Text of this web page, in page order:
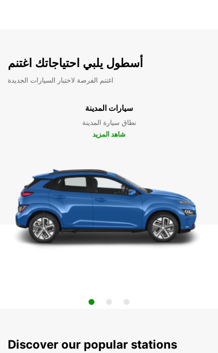
أسطول يلبي احتياجاتك اغتنم
اغتنم الفرصة لاختبار السيارات الجديدة
سيارات المدينة
نطاق سيارة المدينة
شاهد المزيد
Discover our popular stations